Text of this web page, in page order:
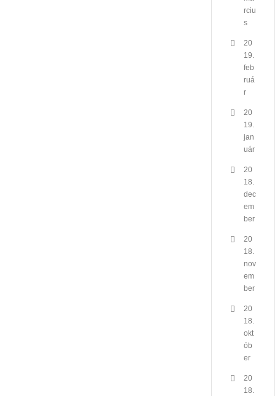
rciu
s
20
19.
feb
ruá
r
20
19.
jan
uár
20
18.
dec
em
ber
20
18.
nov
em
ber
20
18.
okt
ób
er
20
18.